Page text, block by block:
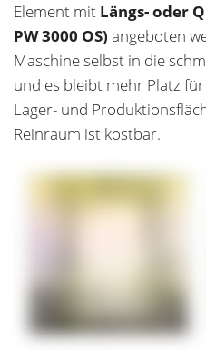
Element mit Längs- oder
PW 3000 OS) angeboten
Maschine selbst in die
und es bleibt mehr Platz
Lager- und
Reinraum ist kostbar.